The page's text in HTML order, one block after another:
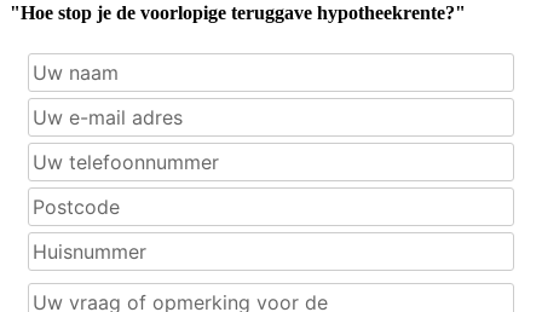
"Hoe stop je de voorlopige teruggave hypotheekrente?"